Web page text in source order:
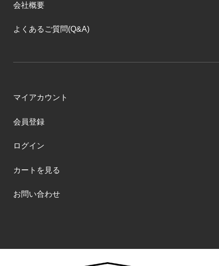
会社概要
よくあるご質問(Q&A)
マイアカウント
会員登録
ログイン
カートを見る
お問い合わせ